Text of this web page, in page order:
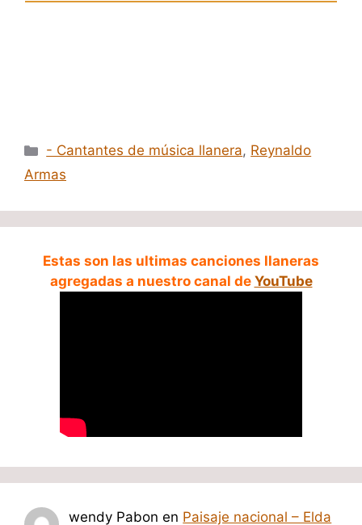
Categorías
- Cantantes de música llanera, Reynaldo
Armas
Estas son las ultimas canciones llaneras
agregadas a nuestro canal de YouTube
wendy Pabon en Paisaje nacional – Elda